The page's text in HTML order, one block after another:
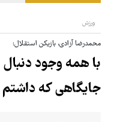
ورزش
محمدرضا آزادی، بازیکن استقلال:
با همه وجود
جایگاهی که داشتم